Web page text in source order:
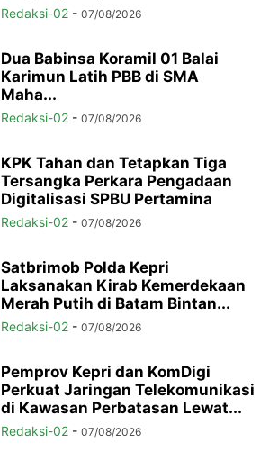
Redaksi-02 - 07/08/2026
Dua Babinsa Koramil 01 Balai
Karimun Latih PBB di SMA
Maha...
Redaksi-02 - 07/08/2026
KPK Tahan dan Tetapkan Tiga
Tersangka Perkara Pengadaan
Digitalisasi SPBU Pertamina
Redaksi-02 - 07/08/2026
Satbrimob Polda Kepri
Laksanakan Kirab Kemerdekaan
Merah Putih di Batam Bintan...
Redaksi-02 - 07/08/2026
Pemprov Kepri dan KomDigi
Perkuat Jaringan Telekomunikasi
di Kawasan Perbatasan Lewat...
Redaksi-02 - 07/08/2026